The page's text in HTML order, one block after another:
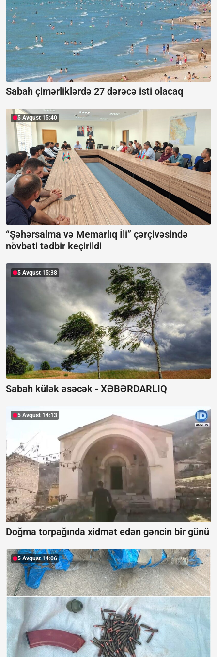
Sabah çimərliklərdə 27 dərəcə isti olacaq
5 Avqust 15:40
“Şəhərsalma və Memarlıq İli” çərçivəsində
növbəti tədbir keçirildi
5 Avqust 15:38
Sabah külək əsəcək - XƏBƏRDARLIQ
5 Avqust 14:13
Doğma torpağında xidmət edən gəncin bir günü
5 Avqust 14:06